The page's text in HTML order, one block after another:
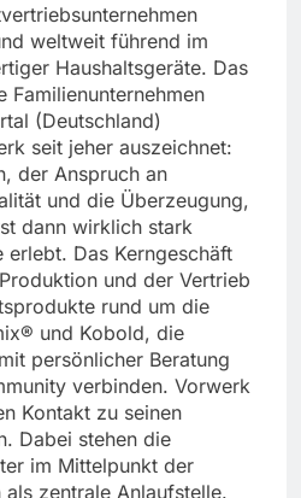
weltweit führend im
Haushaltsgeräte. Das
Familienunternehmen
(Deutschland)
seit jeher auszeichnet:
der Anspruch an
und die Überzeugung,
dann wirklich stark
erlebt. Das Kerngeschäft
und der Vertrieb
rund um die
und Kobold, die
persönlicher Beratung
verbinden. Vorwerk
Kontakt zu seinen
Dabei stehen die
im Mittelpunkt der
zentrale Anlaufstelle.